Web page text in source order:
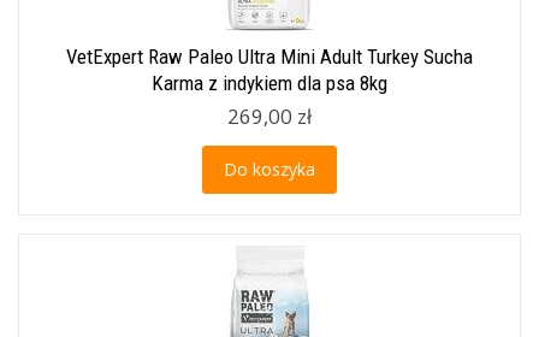
VetExpert Raw Paleo Ultra Mini Adult Turkey Sucha
Karma z indykiem dla psa 8kg
269,00 zł
Do koszyka